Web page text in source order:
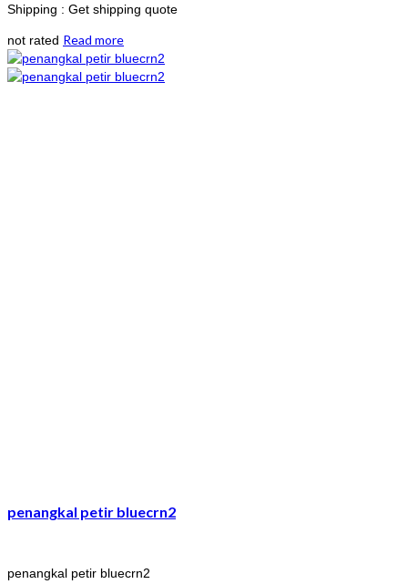
Shipping : Get shipping quote
not rated Read more
penangkal petir bluecrn2
penangkal petir bluecrn2